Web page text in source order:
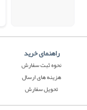
راهنمای خرید
نحوه ثبت سفارش
هزینه های ارسال
تحویل سفارش